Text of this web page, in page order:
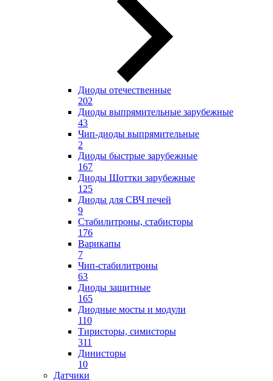
Диоды отечественные
202
Диоды выпрямительные зарубежные
43
Чип-диоды выпрямительные
2
Диоды быстрые зарубежные
167
Диоды Шоттки зарубежные
125
Диоды для СВЧ печей
9
Стабилитроны, стабисторы
176
Варикапы
7
Чип-стабилитроны
63
Диоды защитные
165
Диодные мосты и модули
110
Тиристоры, симисторы
311
Динисторы
10
Датчики